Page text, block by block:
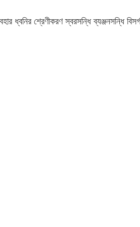
ধ্বনির শ্রেণীকরণ স্বরসন্ধি ব্যঞ্জনসন্ধি